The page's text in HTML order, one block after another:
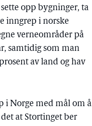
opp bygninger, ta
inngrep i norske
verneområder på
samtidig som man
av land og hav
i Norge med mål om å
at Stortinget ber